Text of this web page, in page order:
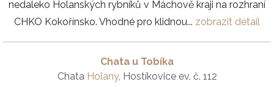
nedaleko Holanských rybníků v Máchově kraji na rozhraní
CHKO Kokořínsko. Vhodné pro klidnou... zobrazit detail
Chata u Tobíka
Chata Holany, Hostíkovice ev. č. 112